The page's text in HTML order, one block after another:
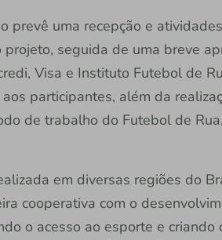
prevê uma recepção e
seguida de uma breve
Visa e Instituto Futebol de
participantes, além da
de trabalho do Futebol de
em diversas regiões do
cooperativa com o
o acesso ao esporte e criando